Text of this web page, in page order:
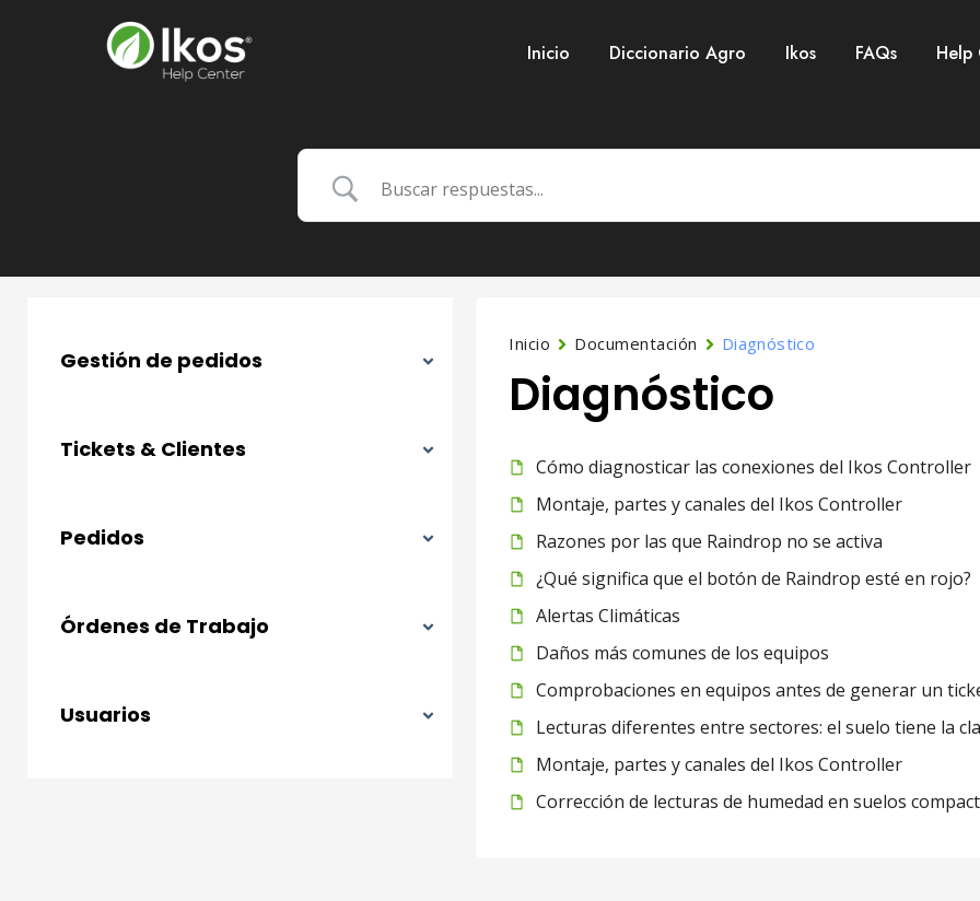
Inicio Diccionario Agro Ikos FAQs Help
Gestión de pedidos
Tickets & Clientes
Pedidos
Órdenes de Trabajo
Usuarios
Inicio Documentación Diagnóstico
Diagnóstico
Cómo diagnosticar las conexiones del Ikos Controller
Montaje, partes y canales del Ikos Controller
Razones por las que Raindrop no se activa
¿Qué significa que el botón de Raindrop esté en rojo?
Alertas Climáticas
Daños más comunes de los equipos
Comprobaciones en equipos antes de generar un
Lecturas diferentes entre sectores: el suelo tiene la
Montaje, partes y canales del Ikos Controller
Corrección de lecturas de humedad en suelos